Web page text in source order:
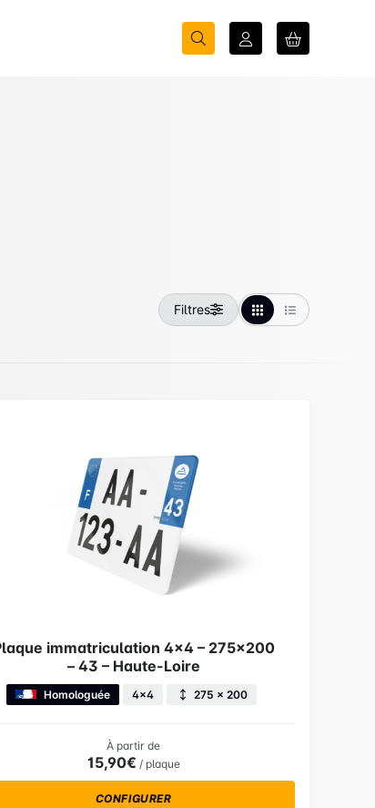
Filtres
immatriculation 4×4 – 275×200
– 43 – Haute-Loire
Homologuée 4x4 275 × 200
À partir de
15,90€ / plaque
CONFIGURER